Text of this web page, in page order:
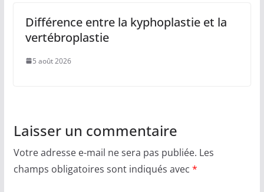
Différence entre la kyphoplastie et la
vertébroplastie
5 août 2026
Laisser un commentaire
Votre adresse e-mail ne sera pas publiée. Les
champs obligatoires sont indiqués avec *